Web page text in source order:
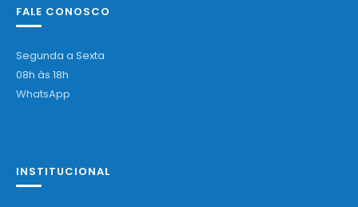
FALE CONOSCO
Segunda a Sexta
08h às 18h
WhatsApp
INSTITUCIONAL